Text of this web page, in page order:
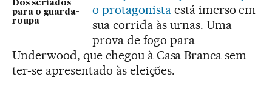
Dos seriados
para o guarda-
roupa
o protagonistaestá imerso em
sua corrida às urnas. Uma
prova de fogo para
Underwood, que chegou à Casa Branca sem
ter-se apresentado às eleições.